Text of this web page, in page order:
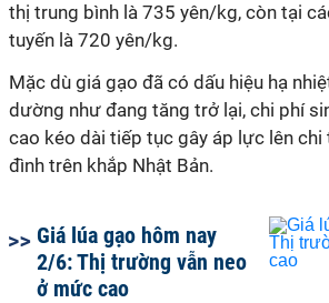
thị trung bình là 735 yên/kg, còn tại
tuyến là 720 yên/kg.
Mặc dù giá gạo đã có dấu hiệu hạ
dường như đang tăng trở lại, chi phí
cao kéo dài tiếp tục gây áp lực lên chi
đình trên khắp Nhật Bản.
Giá lúa gạo hôm nay
2/6: Thị trường vẫn neo
ở mức cao